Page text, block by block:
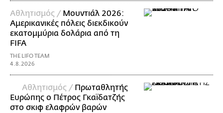
Αθλητισμός / Μουντιάλ 2026:
Αμερικανικές πόλεις διεκδικούν
εκατομμύρια δολάρια από τη
FIFA
THE LIFO TEAM
4.8.2026
Αθλητισμός / Πρωταθλητής
Ευρώπης ο Πέτρος Γκαϊδατζής
στο σκιφ ελαφρών βαρών